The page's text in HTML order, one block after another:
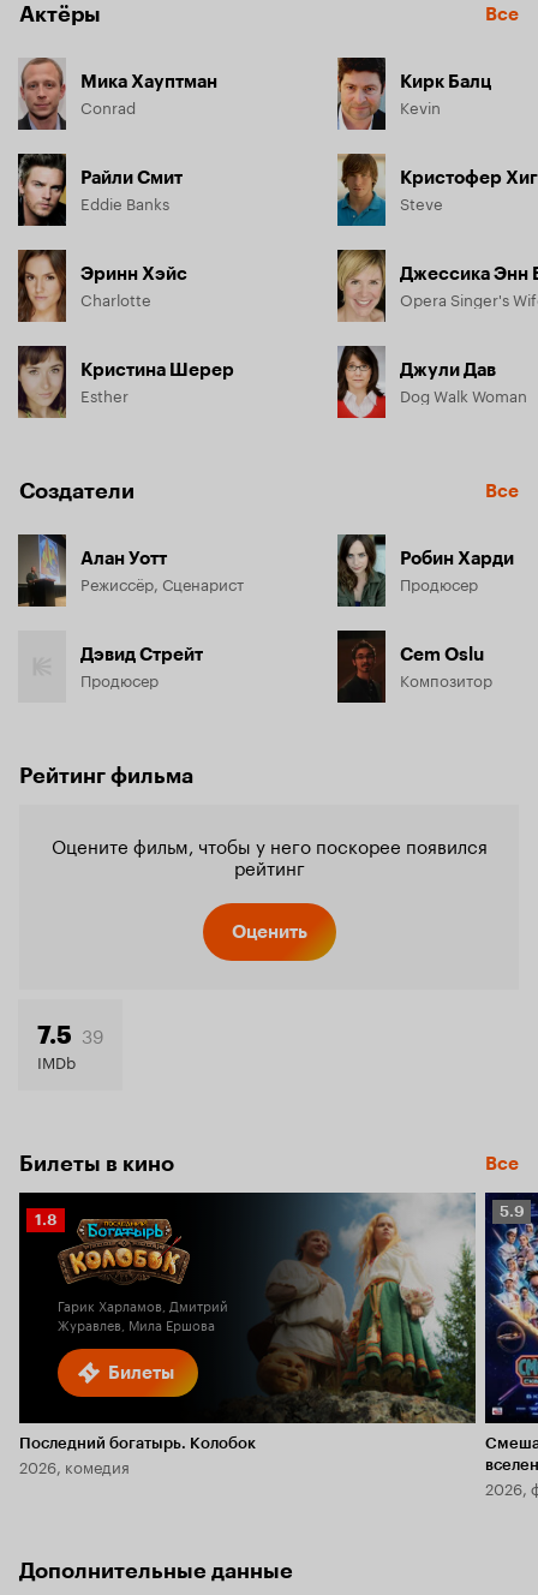
Актёры Все
Мика Хауптман
Conrad
Райли Смит
Eddie Banks
Эринн Хэйс
Charlotte
Кристина Шерер
Esther
Кирк Балц
Kevin
Кристофер
Steve
Джессика Энн
Opera Singer's
Джули Дав
Dog Walk Woman
Создатели Все
Алан Уотт
Режиссёр, Сценарист
Дэвид Стрейт
Продюсер
Робин Харди
Продюсер
Cem Oslu
Композитор
Рейтинг фильма
Оцените фильм, чтобы у него поскорее появился
рейтинг
Оценить
7.5 39
IMDb
Билеты в кино Все
Билеты
Рейтинг
Кинопоиска
1.8
Гарик Харламов, Дмитрий
Журавлев, Мила Ершова
Последний богатырь. Колобок
2026, комедия
5.9
5.9
2026,
Дополнительные данные